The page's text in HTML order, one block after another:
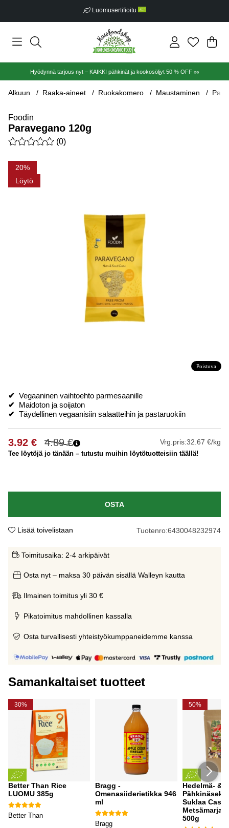
Luomusertifioitu
.
Hyödynnä tarjous nyt – KAIKKI pähkinät ja kookosöljyt 50 % OFF 🥜
Alkuun Raaka-aineet Ruokakomero Maustaminen
Foodin
Paravegano 120g
Keskiarvoluokitus 0 / 5 Arvioiden määrä 0
(0)
Poistuva
20
Löytö
Tuotekuvat Paravegano 120g
✔ Vegaaninen vaihtoehto parmesaanille
✔ Maidoton ja soijaton
✔ Täydellinen vegaanisiin salaatteihin ja pastaruokiin
4.89€
3.92 € Vrg.pris:32.67 €/kg
Tee löytöjä jo tänään – tutustu muihin löytötuotteisiin täällä!
OSTA
Lisää toivelistaan Tuotenro:6430048232974
Toimitusaika: 2-4 arkipäivät
Osta nyt – maksa 30 päivän sisällä Walleyn kautta
Ilmainen toimitus yli 30 €
Pikatoimitus mahdollinen kassalla
Osta turvallisesti yhteistyökumppaneidemme kanssa
Samankaltaiset tuotteet
30%
Better Than Rice
LUOMU 385g
Better Than
Bragg -
Omenasiiderietikka 946
ml
Bragg
50%
Hedelmä- &
Suklaa
Metsämarjat
500g